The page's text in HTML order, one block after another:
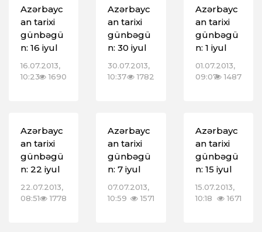
Azərbayc
an tarixi
günbəgü
n: 16 iyul
16.07.2013,
10:23
1690
Azərbayc
an tarixi
günbəgü
n: 30 iyul
30.07.2013,
10:37
1782
Azərbayc
an tarixi
günbəgü
n: 1 iyul
01.07.2013,
09:07 1487
Azərbayc
an tarixi
günbəgü
n: 22 iyul
22.07.2013,
08:51
1778
Azərbayc
an tarixi
günbəgü
n: 7 iyul
07.07.2013,
10:59
1571
Azərbayc
an tarixi
günbəgü
n: 15 iyul
15.07.2013,
10:18
1671